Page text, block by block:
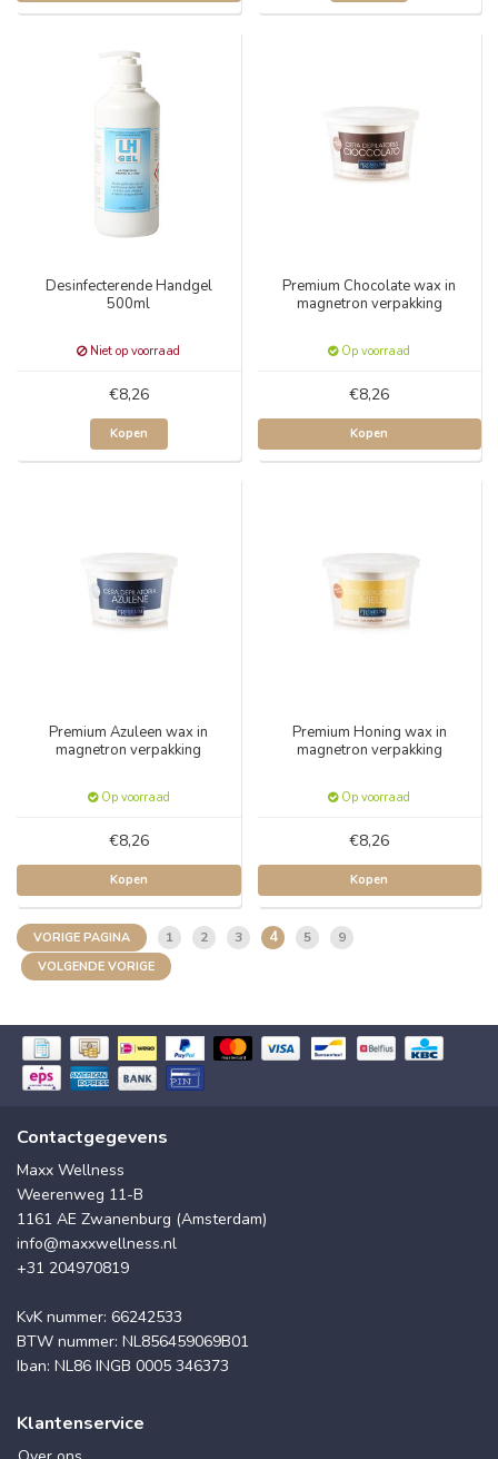
Desinfecterende Handgel
500ml
Niet op voorraad
€8,26
Kopen
Premium Chocolate wax in
magnetron verpakking
Op voorraad
€8,26
Kopen
Premium Azuleen wax in
magnetron verpakking
Op voorraad
€8,26
Kopen
Premium Honing wax in
magnetron verpakking
Op voorraad
€8,26
Kopen
VORIGE PAGINA 1 2 3 4 5 9
VOLGENDE VORIGE
Contactgegevens
Maxx Wellness
Weerenweg 11-B
1161 AE Zwanenburg (Amsterdam)
info@maxxwellness.nl
+31 204970819
KvK nummer: 66242533
BTW nummer: NL856459069B01
Iban: NL86 INGB 0005 346373
Klantenservice